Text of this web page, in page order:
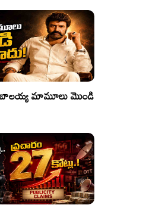
బాలయ్య మామూలు మొండి